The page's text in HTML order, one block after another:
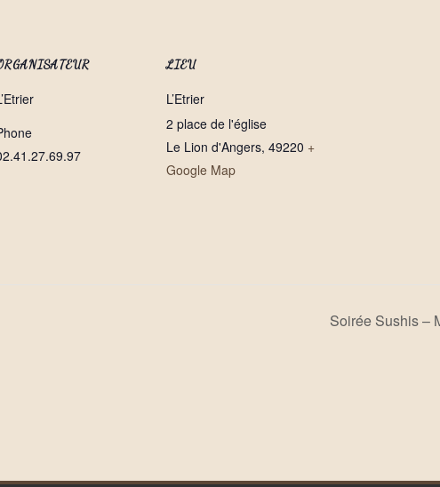
LIEU
L’Etrier
2 place de l'église
Le Lion d'Angers, 49220 +
Google Map
Soirée Sushis –